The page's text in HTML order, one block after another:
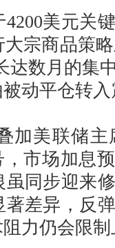
美元关
宗商品策
达数月的集
动平仓转
美联储主
，市场加息
同步迎来
差异，反
力仍会限